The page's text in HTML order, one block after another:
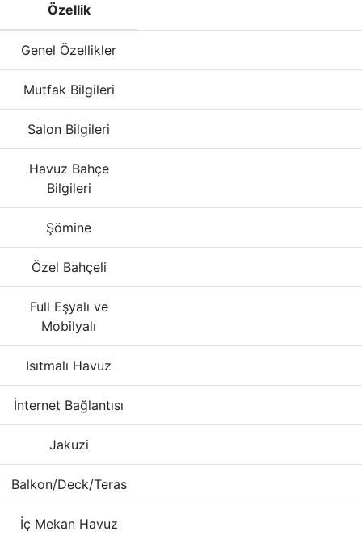
Özellik
Genel Özellikler
Mutfak Bilgileri
Salon Bilgileri
Havuz Bahçe
Bilgileri
Şömine
Özel Bahçeli
Full Eşyalı ve
Mobilyalı
Isıtmalı Havuz
İnternet Bağlantısı
Jakuzi
Balkon/Deck/Teras
İç Mekan Havuz